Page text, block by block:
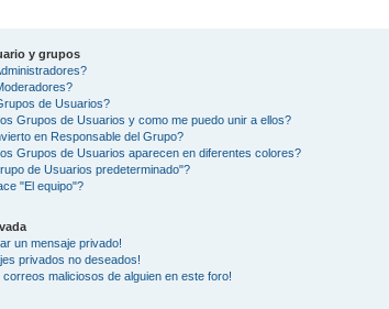
y grupos
de Usuarios?
Grupos de Usuarios y como me puedo unir a ellos?
en Responsable del Grupo?
Grupos de Usuarios aparecen en diferentes colores?
de Usuarios predeterminado"?
"El equipo"?
un mensaje privado!
privados no deseados!
correos maliciosos de alguien en este foro!